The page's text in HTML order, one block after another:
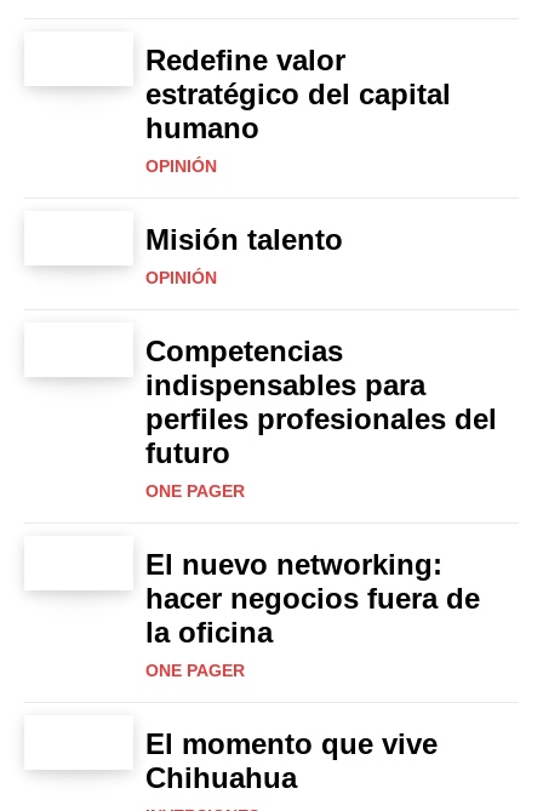
Redefine valor
estratégico del capital
humano
OPINIÓN
Misión talento
OPINIÓN
Competencias
indispensables para
perfiles profesionales del
futuro
ONE PAGER
El nuevo networking:
hacer negocios fuera de
la oficina
ONE PAGER
El momento que vive
Chihuahua